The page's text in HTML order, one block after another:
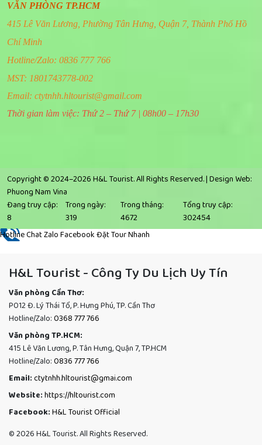
VĂN PHÒNG TP.HCM
415 Lê Văn Lương, Phường Tân Hưng, Quận 7, Thành Phố Hồ
Chí Minh
Hotline/Zalo: 0836 777 766
MST: 1801743778-002
Email: ctytnhh.hltourist@gmail.com
Thời gian làm việc: Thứ 2 – Thứ 7 | 08h00 – 17h30
Copyright © 2024–2026 H&L Tourist. All Rights Reserved. |Design Web:
Phuong Nam Vina
Đang truy cập:
8
Trong ngày:
319
Trong tháng:
4672
Tổng truy cập:
302454
HotlineChat ZaloFacebookĐặt Tour Nhanh
H&L Tourist - Công Ty Du Lịch Uy Tín
Văn phòng Cần Thơ:
P012 Đ. Lý Thái Tổ, P. Hưng Phú, TP. Cần Thơ
Hotline/Zalo:0368 777 766
Văn phòng TP.HCM:
415 Lê Văn Lương, P. Tân Hưng, Quận 7, TP.HCM
Hotline/Zalo:0836 777 766
Email:ctytnhh.hltourist@gmai.com
Website:https://hltourist.com
Facebook:H&L Tourist Official
© 2026 H&L Tourist. All Rights Reserved.